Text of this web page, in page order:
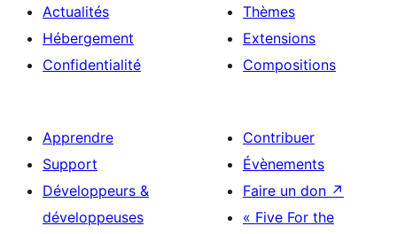
Actualités
Hébergement
Confidentialité
Thèmes
Extensions
Compositions
Apprendre
Support
Développeurs &
développeuses
Contribuer
Évènements
Faire un don ↗
« Five For the